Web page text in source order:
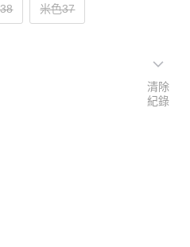
米色37
清除
紀錄